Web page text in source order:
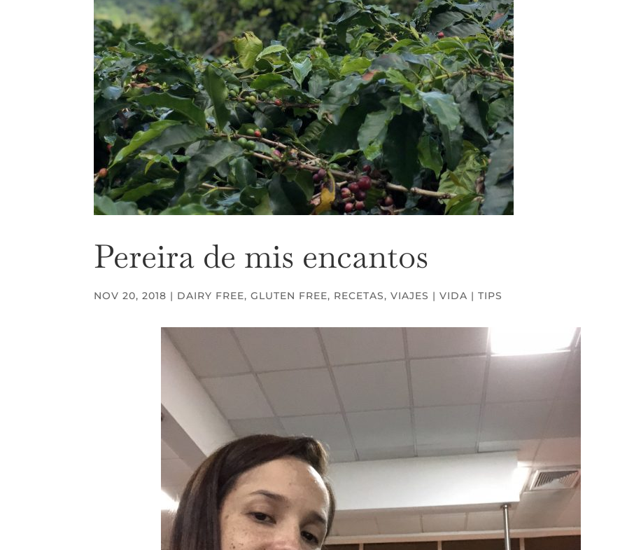
Pereira de mis encantos
NOV 20, 2018 | DAIRY FREE,GLUTEN FREE, RECETAS,VIAJES | VIDA | TIPS